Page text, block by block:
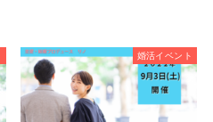
婚活イベント